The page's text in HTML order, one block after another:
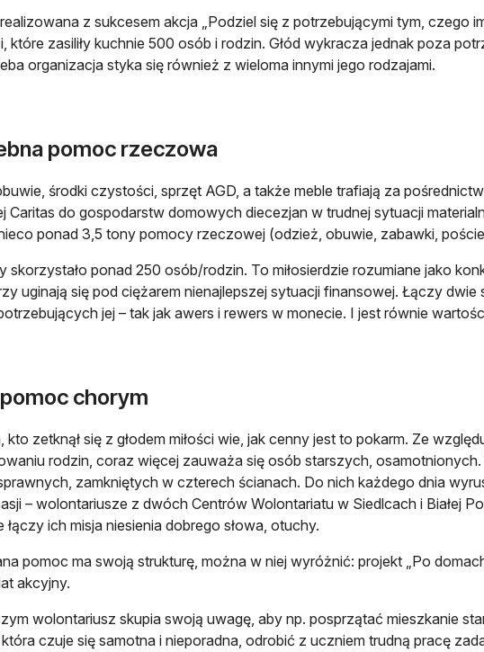
z sukcesem akcja „Podziel się z potrzebującymi tym, czego
które zasiliły kuchnie 500 osób i rodzin. Głód wykracza jednak poza
organizacja styka się również z wieloma innymi jego rodzajami.
pomoc rzeczowa
środki czystości, sprzęt AGD, a także meble trafiają za
Caritas do gospodarstw domowych diecezjan w trudnej sytuacji
ponad 3,5 tony pomocy rzeczowej (odzież, obuwie, zabawki,
skorzystało ponad 250 osób/rodzin. To miłosierdzie rozumiane jako
uginają się pod ciężarem nienajlepszej sytuacji finansowej. Łączy
jej – tak jak awers i rewers w monecie. I jest równie
chorym
kto zetknął się z głodem miłości wie, jak cenny jest to pokarm. Ze
rodzin, coraz więcej zauważa się osób starszych,
zamkniętych w czterech ścianach. Do nich każdego dnia
– wolontariusze z dwóch Centrów Wolontariatu w Siedlcach i Białej
łączy ich misja niesienia dobrego słowa, otuchy.
pomoc ma swoją strukturę, można w niej wyróżnić: projekt „Po
akcyjny.
wolontariusz skupia swoją uwagę, aby np. posprzątać mieszkanie
czuje się samotna i nieporadna, odrobić z uczniem trudną pracę